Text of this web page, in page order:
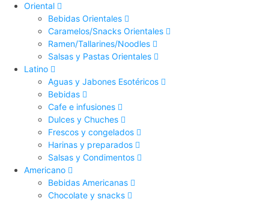
Oriental
Bebidas Orientales
Caramelos/Snacks Orientales
Ramen/Tallarines/Noodles
Salsas y Pastas Orientales
Latino
Aguas y Jabones Esotéricos
Bebidas
Cafe e infusiones
Dulces y Chuches
Frescos y congelados
Harinas y preparados
Salsas y Condimentos
Americano
Bebidas Americanas
Chocolate y snacks